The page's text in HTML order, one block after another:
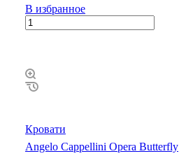
В избранное
Кровати
Angelo Cappellini Opera Butterfly